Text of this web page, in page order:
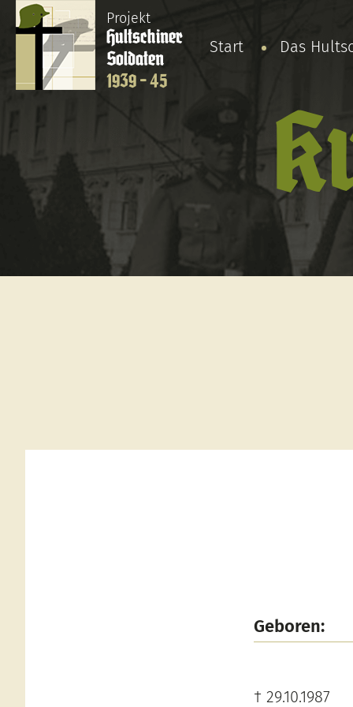
Projekt
Hultschiner
Soldaten
1939 - 45
Start Das
Geboren:
† 29.10.1987